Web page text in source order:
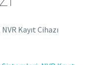
Kayıt Cihazı